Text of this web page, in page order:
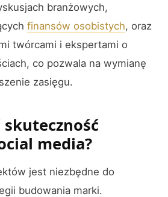
branżowych,
finansów osobistych, oraz
twórcami i ekspertami o
co pozwala na wymianę
zasięgu.
skuteczność
media?
jest niezbędne do
budowania marki.